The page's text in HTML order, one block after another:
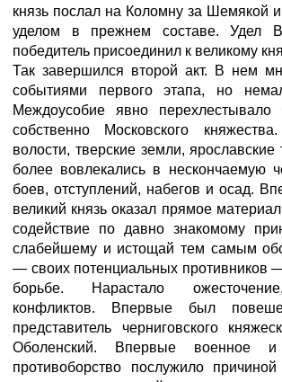
князь послал на Коломну за Шемякой
уделом в прежнем составе. Удел
победитель присоединил к великому
Так завершился второй акт. В нем
событиями первого этапа, но
Междоусобие явно перехлестывало
собственно Московского
волости, тверские земли, ярославские
более вовлекались в нескончаемую
боев, отступлений, набегов и осад.
великий князь оказал прямое
содействие по давно знакомому
слабейшему и истощай тем самым
— своих потенциальных противников
борьбе. Нарастало
конфликтов. Впервые был
представитель черниговского
Оболенский. Впервые военное и
противоборство послужило